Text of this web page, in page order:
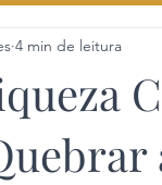
Contemporâneos
4 min de leitura